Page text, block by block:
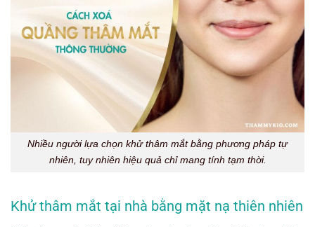
Nhiều người lựa chọn khử thâm mắt bằng phương pháp tự
nhiên, tuy nhiên hiệu quả chỉ mang tính tạm thời.
Khử thâm mắt tại nhà bằng mặt nạ thiên nhiên